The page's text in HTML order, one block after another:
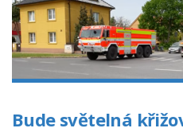
Bude světelná